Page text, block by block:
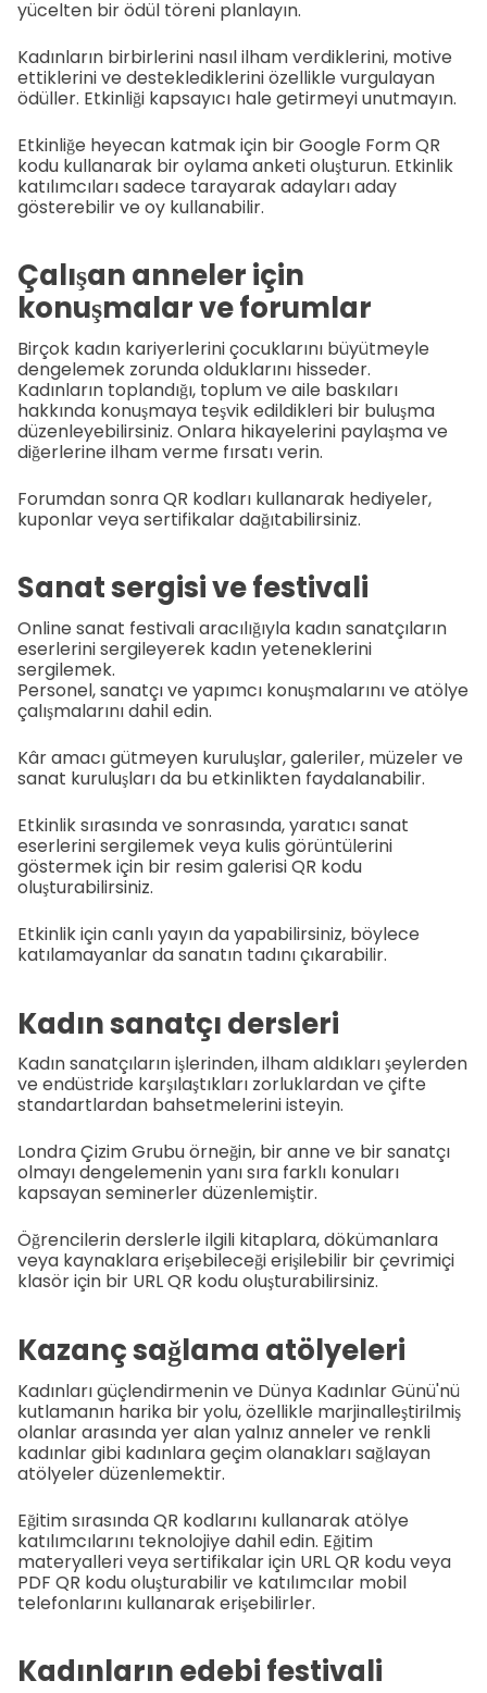
yücelten bir ödül töreni planlayın.
Kadınların birbirlerini nasıl ilham verdiklerini, motive
ettiklerini ve desteklediklerini özellikle vurgulayan
ödüller. Etkinliği kapsayıcı hale getirmeyi unutmayın.
Etkinliğe heyecan katmak için bir Google Form QR
kodu kullanarak bir oylama anketi oluşturun. Etkinlik
katılımcıları sadece tarayarak adayları aday
gösterebilir ve oy kullanabilir.
Çalışan anneler için
konuşmalar ve forumlar
Birçok kadın kariyerlerini çocuklarını büyütmeyle
dengelemek zorunda olduklarını hisseder.
Kadınların toplandığı, toplum ve aile baskıları
hakkında konuşmaya teşvik edildikleri bir buluşma
düzenleyebilirsiniz. Onlara hikayelerini paylaşma ve
diğerlerine ilham verme fırsatı verin.
Forumdan sonra QR kodları kullanarak hediyeler,
kuponlar veya sertifikalar dağıtabilirsiniz.
Sanat sergisi ve festivali
Online sanat festivali aracılığıyla kadın sanatçıların
eserlerini sergileyerek kadın yeteneklerini
sergilemek.
Personel, sanatçı ve yapımcı konuşmalarını ve atölye
çalışmalarını dahil edin.
Kâr amacı gütmeyen kuruluşlar, galeriler, müzeler ve
sanat kuruluşları da bu etkinlikten faydalanabilir.
Etkinlik sırasında ve sonrasında, yaratıcı sanat
eserlerini sergilemek veya kulis görüntülerini
göstermek için bir resim galerisi QR kodu
oluşturabilirsiniz.
Etkinlik için canlı yayın da yapabilirsiniz, böylece
katılamayanlar da sanatın tadını çıkarabilir.
Kadın sanatçı dersleri
Kadın sanatçıların işlerinden, ilham aldıkları şeylerden
ve endüstride karşılaştıkları zorluklardan ve çifte
standartlardan bahsetmelerini isteyin.
Londra Çizim Grubu örneğin, bir anne ve bir sanatçı
olmayı dengelemenin yanı sıra farklı konuları
kapsayan seminerler düzenlemiştir.
Öğrencilerin derslerle ilgili kitaplara, dökümanlara
veya kaynaklara erişebileceği erişilebilir bir çevrimiçi
klasör için bir URL QR kodu oluşturabilirsiniz.
Kazanç sağlama atölyeleri
Kadınları güçlendirmenin ve Dünya Kadınlar Günü'nü
kutlamanın harika bir yolu, özellikle marjinalleştirilmiş
olanlar arasında yer alan yalnız anneler ve renkli
kadınlar gibi kadınlara geçim olanakları sağlayan
atölyeler düzenlemektir.
Eğitim sırasında QR kodlarını kullanarak atölye
katılımcılarını teknolojiye dahil edin. Eğitim
materyalleri veya sertifikalar için URL QR kodu veya
PDF QR kodu oluşturabilir ve katılımcılar mobil
telefonlarını kullanarak erişebilirler.
Kadınların edebi festivali